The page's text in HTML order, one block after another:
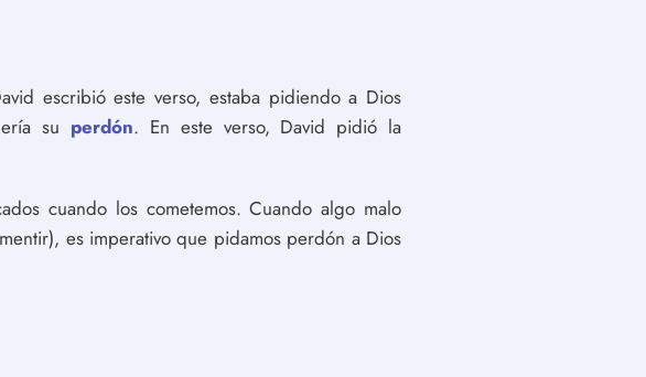
escribió este verso, estaba pidiendo a Dios
su perdón. En este verso, David pidió la
cuando los cometemos. Cuando algo malo
es imperativo que pidamos perdón a Dios